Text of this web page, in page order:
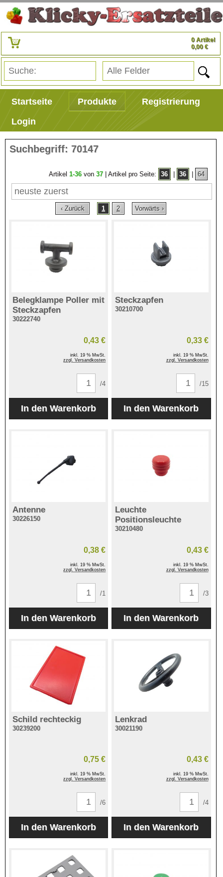
0 Artikel
0,00 €
Startseite Produkte
Registrierung
Login
Suchbegriff: 70147
Artikel 1-36von 37| Artikel pro Seite: 36 36 64
‹ Zurück 1 2 Vorwärts ›
Belegklampe Poller mit
Steckzapfen
30222740
0,43 €
inkl. 19 % MwSt.
zzgl. Versandkosten
/4
Steckzapfen
30210700
0,33 €
inkl. 19 % MwSt.
zzgl. Versandkosten
/15
Antenne
30226150
0,38 €
inkl. 19 % MwSt.
zzgl. Versandkosten
/1
Leuchte
Positionsleuchte
30210480
0,43 €
inkl. 19 % MwSt.
zzgl. Versandkosten
/3
Schild rechteckig
30239200
0,75 €
inkl. 19 % MwSt.
zzgl. Versandkosten
/6
Lenkrad
30021190
0,43 €
inkl. 19 % MwSt.
zzgl. Versandkosten
/4